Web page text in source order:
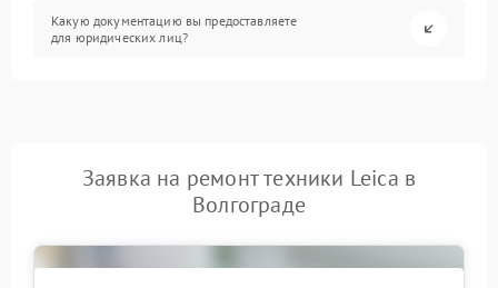
Какую документацию вы предоставляете
для юридических лиц?
Заявка на ремонт техники Leica в
Волгограде